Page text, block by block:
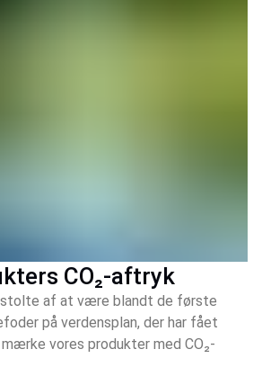
CO₂-aftryk
stolte af at være blandt de første
på verdensplan, der har fået
vores produkter med CO₂-